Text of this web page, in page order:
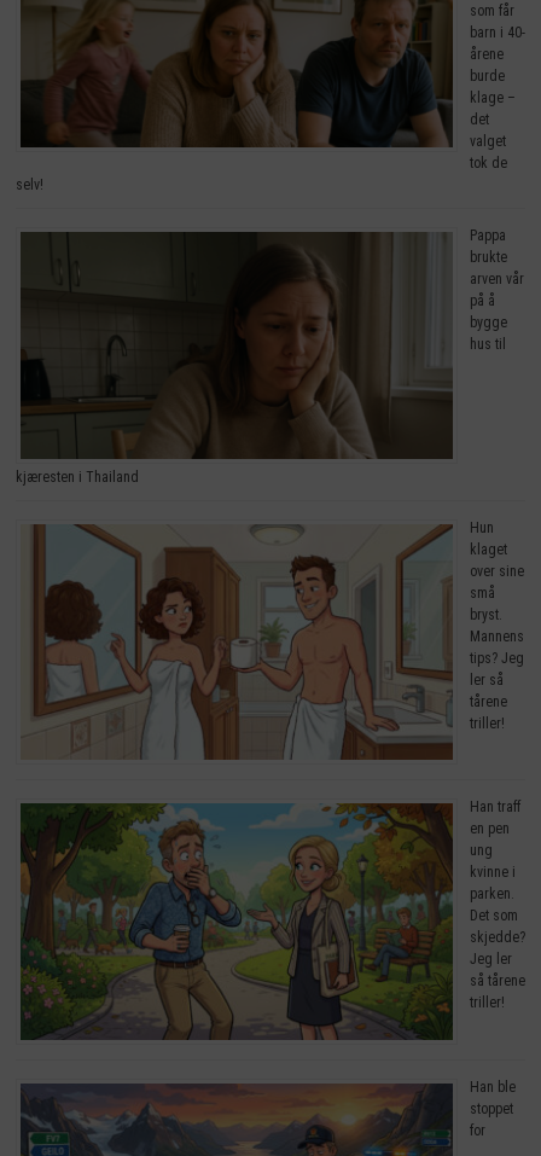
som får
barn i 40-
årene
burde
klage –
det
valget
tok de
selv!
Pappa
brukte
arven vår
på å
bygge
hus til
kjæresten i Thailand
Hun
klaget
over sine
små
bryst.
Mannens
tips? Jeg
ler så
tårene
triller!
Han traff
en pen
ung
kvinne i
parken.
Det som
skjedde?
Jeg ler
så tårene
triller!
Han ble
stoppet
for